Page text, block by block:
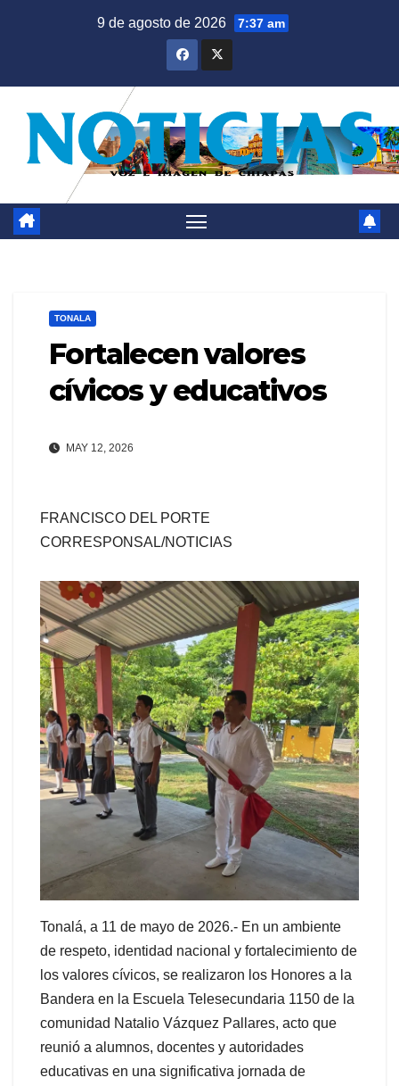
9 de agosto de 2026 7:37 am
TONALA
Fortalecen valores
cívicos y educativos
MAY 12, 2026
FRANCISCO DEL PORTE
CORRESPONSAL/NOTICIAS
Tonalá, a 11 de mayo de 2026.- En un ambiente
de respeto, identidad nacional y fortalecimiento de
los valores cívicos, se realizaron los Honores a la
Bandera en la Escuela Telesecundaria 1150 de la
comunidad Natalio Vázquez Pallares, acto que
reunió a alumnos, docentes y autoridades
educativas en una significativa jornada de